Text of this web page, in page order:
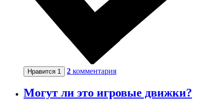
Нравится 1 2 комментария
Могут ли это игровые движки?